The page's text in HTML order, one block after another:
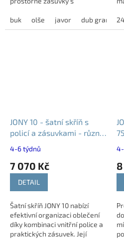
dovíráním, které nahradí
klasický zásuvkový modul...
buk olše javor dub grande
JONY 10 - šatní skříň s
policí a zásuvkami - různé
4-6 týdnů
7 070 Kč
DETAIL
Šatní skříň JONY 10 nabízí
efektivní organizaci oblečení
díky kombinaci vnitřní police a
praktických zásuvek. Její